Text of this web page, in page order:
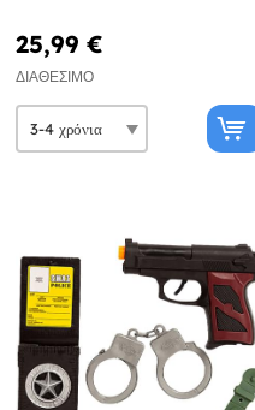
25,99 €
ΔΙΑΘΈΣΙΜΟ